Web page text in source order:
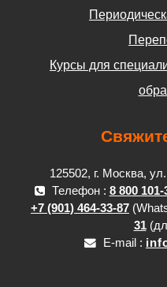
Курсы для
125502, г. Москва,
Телефон : 8 800 101-
+7 (901) 464-33-87
31
E-mail :